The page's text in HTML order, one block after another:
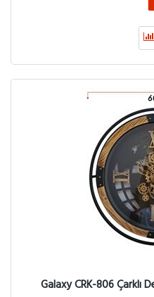
Galaxy CRK-806 Çarklı